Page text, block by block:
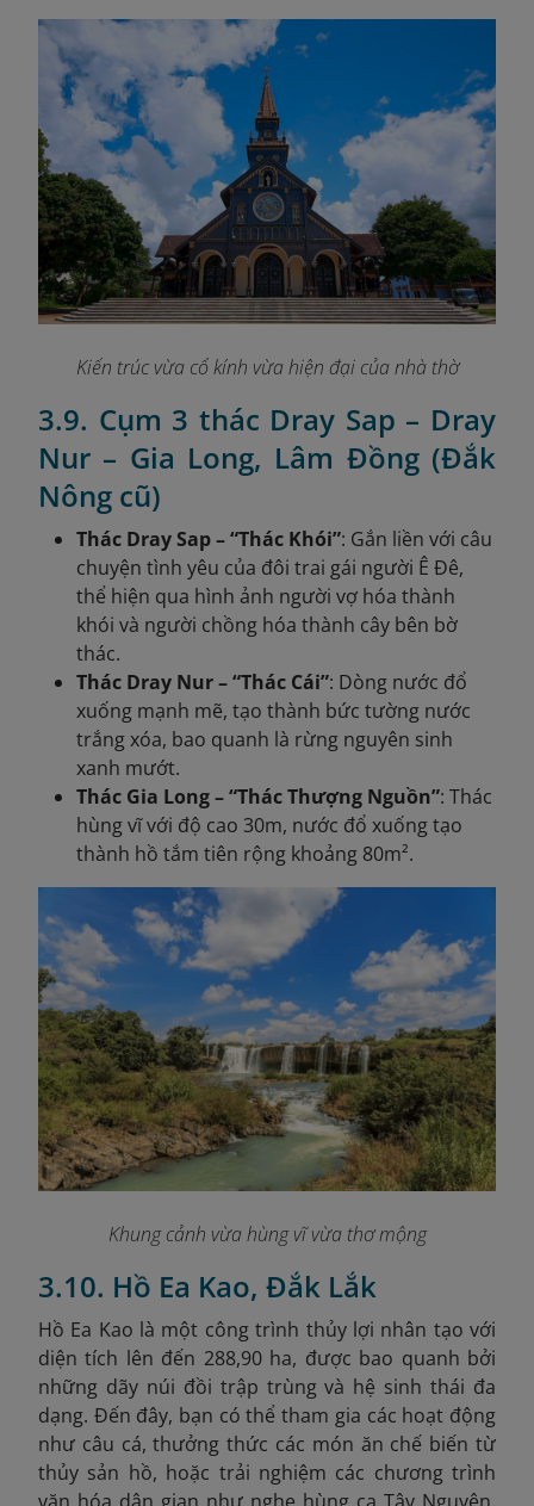
Kiến trúc vừa cổ kính vừa hiện đại của nhà thờ
3.9. Cụm 3 thác Dray Sap – Dray
Nur – Gia Long, Lâm Đồng (Đắk
Nông cũ)
Thác Dray Sap – “Thác Khói”: Gắn liền với câu
chuyện tình yêu của đôi trai gái người Ê Đê,
thể hiện qua hình ảnh người vợ hóa thành
khói và người chồng hóa thành cây bên bờ
thác.
Thác Dray Nur – “Thác Cái”: Dòng nước đổ
xuống mạnh mẽ, tạo thành bức tường nước
trắng xóa, bao quanh là rừng nguyên sinh
xanh mướt.
Thác Gia Long – “Thác Thượng Nguồn”: Thác
hùng vĩ với độ cao 30m, nước đổ xuống tạo
thành hồ tắm tiên rộng khoảng 80m².
Khung cảnh vừa hùng vĩ vừa thơ mộng
3.10. Hồ Ea Kao, Đắk Lắk
Hồ Ea Kao là một công trình thủy lợi nhân tạo với
diện tích lên đến 288,90 ha, được bao quanh bởi
những dãy núi đồi trập trùng và hệ sinh thái đa
dạng. Đến đây, bạn có thể tham gia các hoạt động
như câu cá, thưởng thức các món ăn chế biến từ
thủy sản hồ, hoặc trải nghiệm các chương trình